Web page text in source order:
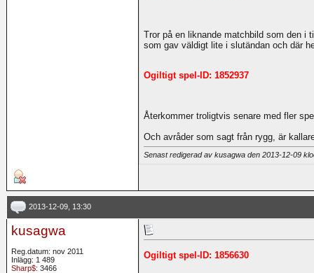
Tror på en liknande matchbild som den i
som gav väldigt lite i slutändan och där
Ogiltigt spel-ID: 1852937
Återkommer troligtvis senare med fler
Och avråder som sagt från rygg, är
Senast redigerad av kusagwa den 2013-12-09
2013-12-09, 13:30
kusagwa
Reg.datum: nov 2011
Inlägg: 1 489
Sharp$: 3466
Ogiltigt spel-ID: 1856630